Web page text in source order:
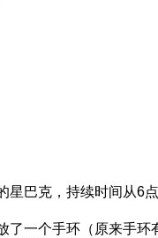
星巴克，持续时间从6点
了一个手环（原来手环